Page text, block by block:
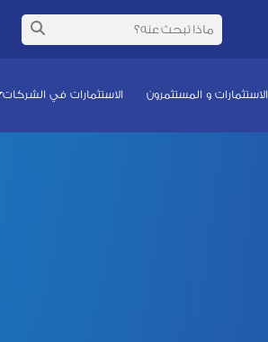
الاستثمارات و المستثمرون الاستثمارات في الشركات